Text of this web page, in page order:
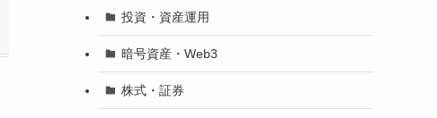
投資・資産運用
暗号資産・Web3
株式・証券